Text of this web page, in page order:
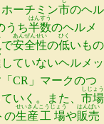
ーチミン市のヘル
うち半数
はんすう
のヘルメ
で安全
あんぜん
性
せい
の低
ひく
いもの
していないヘルメッ
CR」マークのつ
いく。また、 市場
しじょう
の生産
せいさん
工場
こうじょう
や販売
はんばい